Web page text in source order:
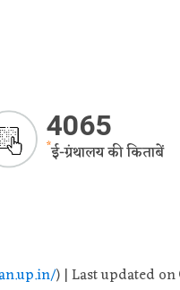
4065
*ई-ग्रंथालय की किताबें
) | Last updated on